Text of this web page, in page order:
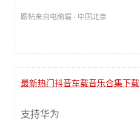
跟帖来自电脑端 · 中国北京
最新热门抖音车载音乐合集下载
支持华为